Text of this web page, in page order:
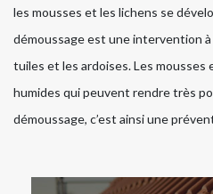
les mousses et les lichens se
démoussage est une intervention
tuiles et les ardoises. Les
humides qui peuvent rendre très
démoussage, c’est ainsi une